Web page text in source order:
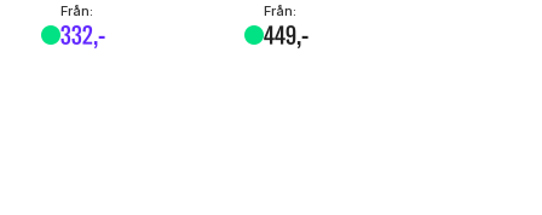
332,-
Från:
449,-
Från: